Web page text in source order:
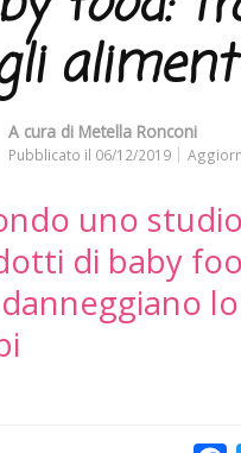
A cura di Metella Ronconi
Pubblicato il 06/12/2019
uno
di baby